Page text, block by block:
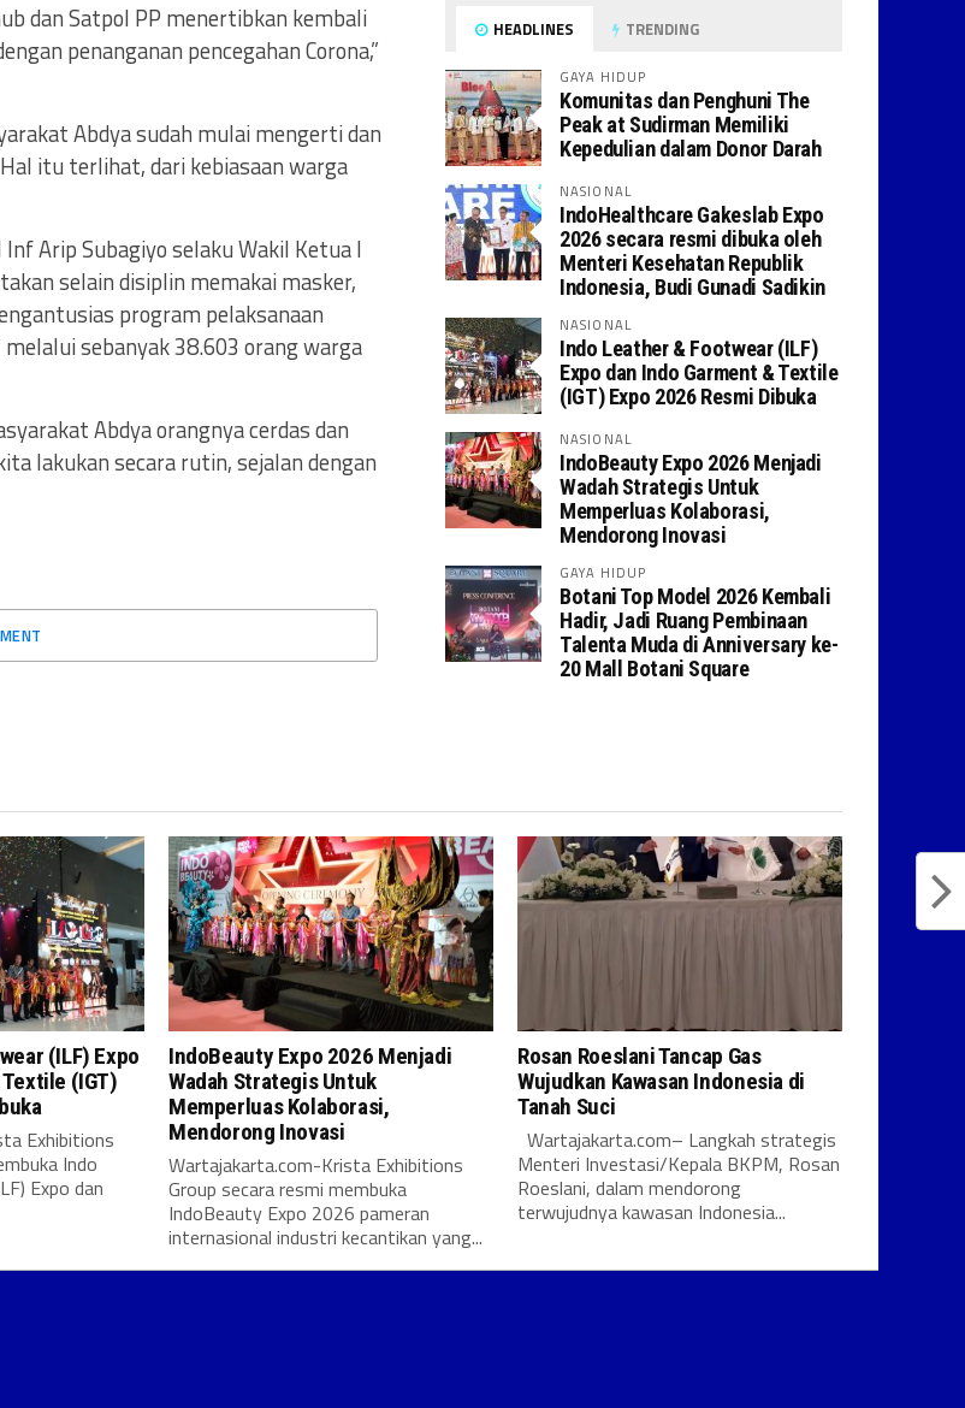
dan Satpol PP menertibkan kembali
penanganan pencegahan Corona,”
Abdya sudah mulai mengerti dan
itu terlihat, dari kebiasaan warga
Arip Subagiyo selaku Wakil Ketua I
selain disiplin memakai masker,
program pelaksanaan
sebanyak 38.603 orang warga
Abdya orangnya cerdas dan
lakukan secara rutin, sejalan dengan
HEADLINES TRENDING
GAYA HIDUP
Komunitas dan Penghuni The
Peak at Sudirman Memiliki
Kepedulian dalam Donor Darah
NASIONAL
IndoHealthcare Gakeslab Expo
2026 secara resmi dibuka oleh
Menteri Kesehatan Republik
Indonesia, Budi Gunadi Sadikin
NASIONAL
Indo Leather & Footwear (ILF)
Expo dan Indo Garment & Textile
(IGT) Expo 2026 Resmi Dibuka
NASIONAL
IndoBeauty Expo 2026 Menjadi
Wadah Strategis Untuk
Memperluas Kolaborasi,
Mendorong Inovasi
GAYA HIDUP
Botani Top Model 2026 Kembali
Hadir, Jadi Ruang Pembinaan
Talenta Muda di Anniversary ke-
20 Mall Botani Square
(ILF) Expo
(IGT)
Exhibitions
Indo
Expo dan
IndoBeauty Expo 2026 Menjadi
Wadah Strategis Untuk
Memperluas Kolaborasi,
Mendorong Inovasi
Wartajakarta.com-Krista Exhibitions
Group secara resmi membuka
IndoBeauty Expo 2026 pameran
internasional industri kecantikan yang...
Rosan Roeslani Tancap Gas
Wujudkan Kawasan Indonesia di
Tanah Suci
Wartajakarta.com– Langkah strategis
Menteri Investasi/Kepala BKPM, Rosan
Roeslani, dalam mendorong
terwujudnya kawasan Indonesia...